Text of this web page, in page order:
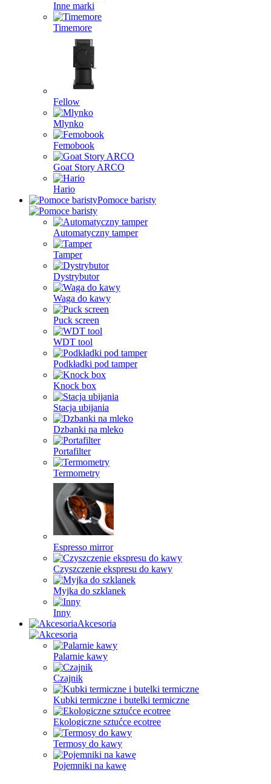
Inne marki
Timemore
Fellow
Mlynko
Femobook
Goat Story ARCO
Hario
Pomoce baristy
Automatyczny tamper
Tamper
Dystrybutor
Waga do kawy
Puck screen
WDT tool
Podkładki pod tamper
Knock box
Stacja ubijania
Dzbanki na mleko
Portafilter
Termometry
Espresso mirror
Czyszczenie ekspresu do kawy
Myjka do szklanek
Inny
Akcesoria
Palarnie kawy
Czajnik
Kubki termiczne i butelki termiczne
Ekologiczne sztućce ecotree
Termosy do kawy
Pojemniki na kawę